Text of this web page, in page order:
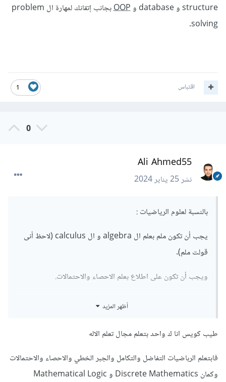
structure و database و
OOP
بجانب إتقانك لمهارة ال problem
solving.
1 اقتباس
0
Ali Ahmed55
نشر25 يناير 2024
بالنسبة لعلوم الرياضيات
يجب أن تكون ملم بعلم ال algebra و ال calculus (لاحظ أنى
قولت ملم).
ويجب أن تكون على اطلاع بعلم الاحصاء والاحتمالات.
problem solving.
أظهر المزيد
طيب كويس انا ك واحد بتعلم مجال تعلم الاله
فابتعلم الرباضيات التفاضل والتكامل والجبر الخطي والاحصاء والاحتمالات
وكمان Discrete Mathematics و Mathematical Logic